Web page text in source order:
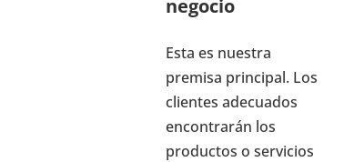
negocio
Esta es nuestra
premisa principal. Los
clientes adecuados
encontrarán los
productos o servicios